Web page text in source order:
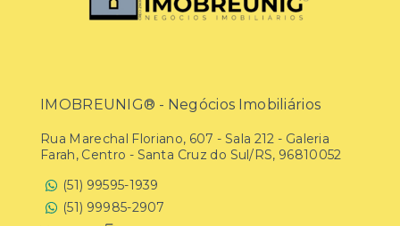
IMOBREUNIG® - Negócios Imobiliários
Rua Marechal Floriano, 607 - Sala 212 - Galeria
Farah, Centro - Santa Cruz do Sul/RS, 96810052
(51) 99595-1939
(51) 99985-2907